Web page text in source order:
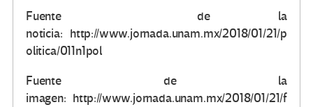
Fuente de la
noticia: http://www.jornada.unam.mx/2018/01/21/p
olitica/011n1pol
Fuente de la
imagen: http://www.jornada.unam.mx/2018/01/21/f